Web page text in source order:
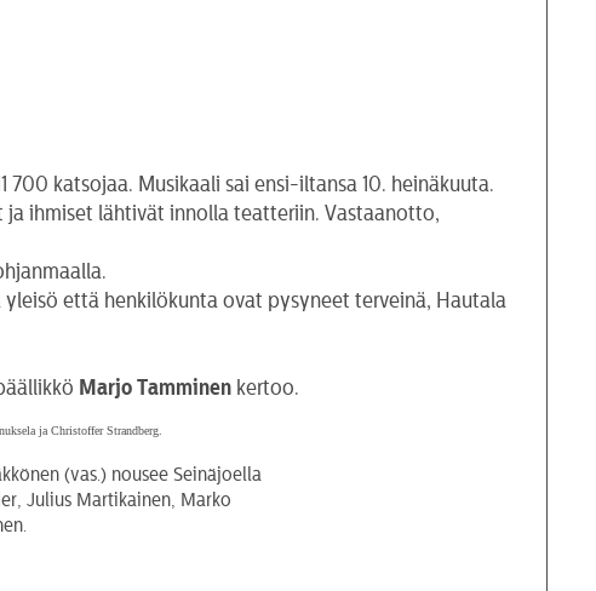
700 katsojaa. Musikaali sai ensi-iltansa 10. heinäkuuta.
ja ihmiset lähtivät innolla teatteriin. Vastaanotto,
että henkilökunta ovat pysyneet terveinä, Hautala
Marjo Tamminen kertoo.
(vas.) nousee Seinäjoella
Julius Martikainen, Marko